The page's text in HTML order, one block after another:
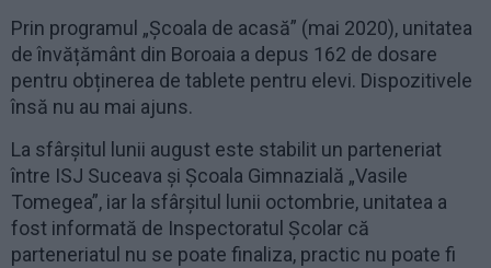
Prin programul „Școala de acasă” (mai 2020), unitatea
de învățământ din Boroaia a depus 162 de dosare
pentru obținerea de tablete pentru elevi. Dispozitivele
însă nu au mai ajuns.
La sfârșitul lunii august este stabilit un parteneriat
între ISJ Suceava și Școala Gimnazială „Vasile
Tomegea”, iar la sfârșitul lunii octombrie, unitatea a
fost informată de Inspectoratul Școlar că
parteneriatul nu se poate finaliza, practic nu poate fi